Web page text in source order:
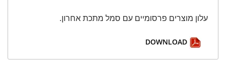
עלון מוצרים פרסומיים עם סמל מתכת אחרון.